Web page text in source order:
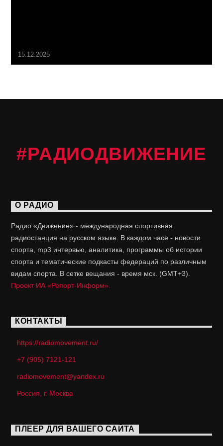
15.12.2025
#РАДИОДВИЖЕНИЕ
О РАДИО
Радио «Движение» - международная спортивная
радиостанция на русском языке. В каждом часе - новости
спорта, mp3 интервью, аналитика, программы об истории
спорта и тематические подкасты федераций по различным
видам спорта. В сетке вещания - время мск. (GMT+3).
Проект ИА «Репорт-Информ».
КОНТАКТЫ
https://radiomovement.ru/
+7 (905) 7121-121
radiomovement@yandex.ru
Россия, г. Москва
ПЛЕЕР ДЛЯ ВАШЕГО САЙТА